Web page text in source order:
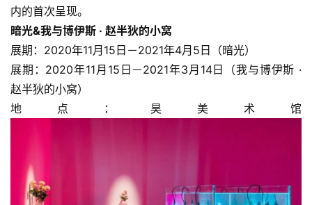
内的首次呈现。
暗光&我与博伊斯 · 赵半狄的小窝
展期：2020年11月15日－2021年4月5日（暗光）
展期：2020年11月15日－2021年3月14日（我与博伊斯 ·
赵半狄的小窝）
地点：昊美术馆